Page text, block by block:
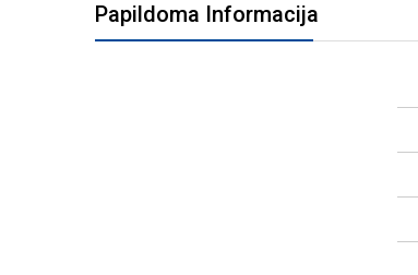
Papildoma Informacija